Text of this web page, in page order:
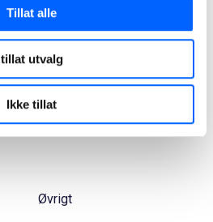
Tillat alle
tillat utvalg
Ikke tillat
Våre tjenester
Hvorfor velge NCC
Våre prosjekter
Øvrigt